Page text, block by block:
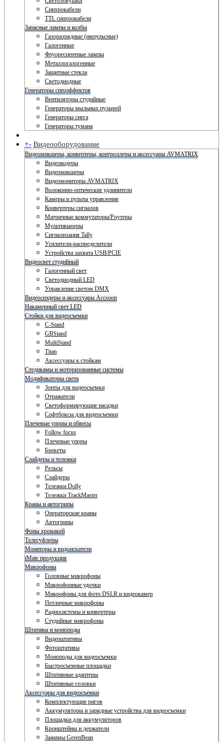
Синхрокабели
TTL синхрокабели
Запасные лампы и колбы
Газоразрядные (импульсные)
Галогенные
Флуоресцентные лампы
Металлогалогенные
Защитные стекла
Светодиодные
Генераторы спецэффектов
Вентиляторы студийные
Генераторы мыльных пузырей
Генераторы снега
Генераторы тумана
+- Видеооборудование
Видеомикшеры, конвертеры, контроллеры и аксессуары AVMATRIX
Видеокодеры
Видеомикшеры
Видеомониторы AVMATRIX
Волоконно-оптические удлинители
Камеры и пульты управления
Конвертеры сигналов
Матричные коммутаторы/Роутеры
Мультивьюеры
Сигнализация Tally
Усилители-распределители
Устройства захвата USB/PCIE
Видеосвет студийный
Галогенный свет
Светодиодный LED
Управление светом DMX
Видеосендеры и аксессуары Accsoon
Накамерный свет LED
Стойки для видеосъемки
C-Stand
GBStand
MultiStand
Titan
Аксессуары к стойкам
Стедикамы и моторизованные системы
Модификаторы света
Зонты для видеосъемки
Отражатели
Светоформирующие насадки
Софтбоксы для видеосъемки
Плечевые упоры и обвесы
Follow focus
Плечевые упоры
Брекеты
Слайдеры и тележки
Рельсы
Слайдеры
Тележки Dolly
Тележки TrackMaster
Краны и автогрипы
Операторские краны
Автогрипы
Фоны хромакей
Телесуфлеры
Мониторы и видоискатели
iMate продукция
Микрофоны
Головные микрофоны
Микрофонные удочки
Микрофоны для фото DSLR и видеокамер
Петличные микрофоны
Радиосистемы и конвертеры
Студийные микрофоны
Штативы и моноподы
Видеоштативы
Фотоштативы
Моноподы для видеосъемки
Быстросъемные площадки
Штативные адаптеры
Штативные головки
Аксессуары для видеосъемки
Комплектующие ригов
Аккумуляторы и зарядные устройства для видеосъемки
Площадки для аккумуляторов
Кронштейны и держатели
Зажимы GreenBean